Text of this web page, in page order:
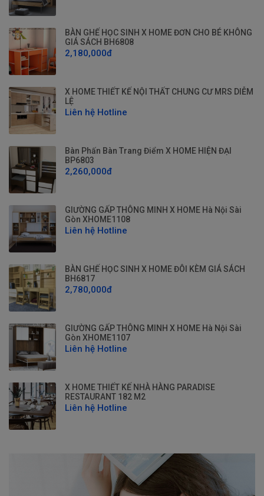
BÀN GHẾ HỌC SINH X HOME ĐƠN CHO BÉ KHÔNG
GIÁ SÁCH BH6808
2,180,000đ
X HOME THIẾT KẾ NỘI THẤT CHUNG CƯ MRS DIỄM
LỆ
Liên hệ Hotline
Bàn Phấn Bàn Trang Điểm X HOME HIỆN ĐẠI
BP6803
2,260,000đ
GIƯỜNG GẤP THÔNG MINH X HOME Hà Nội Sài
Gòn XHOME1108
Liên hệ Hotline
BÀN GHẾ HỌC SINH X HOME ĐÔI KÈM GIÁ SÁCH
BH6817
2,780,000đ
GIƯỜNG GẤP THÔNG MINH X HOME Hà Nội Sài
Gòn XHOME1107
Liên hệ Hotline
X HOME THIẾT KẾ NHÀ HÀNG PARADISE
RESTAURANT 182 M2
Liên hệ Hotline